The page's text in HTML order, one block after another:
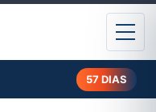
57 DIAS